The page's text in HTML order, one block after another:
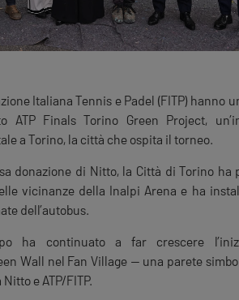
Italiana Tennis e Padel (FITP) hanno
ATP Finals Torino Green Project,
a Torino, la città che ospita il torneo.
donazione di Nitto, la Città di Torino ha
vicinanze della Inalpi Arena e ha
dell’autobus.
ha continuato a far crescere
Wall nel Fan Village — una parete
e ATP/FITP.